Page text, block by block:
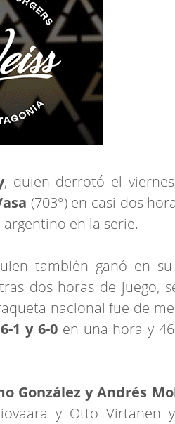
, quien derrotó el
(703°) en casi dos
en la serie.
también ganó en
tras dos horas de juego,
nacional fue de
1 y 6-0en una hora y
González y Andrés
y Otto Virtanen